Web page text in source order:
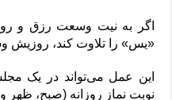
اگر به نیت وسعت رزق و
«یس» را تلاوت کند، روزیش
این عمل می‌تواند در یک
نوبت نماز روزانه (صبح،